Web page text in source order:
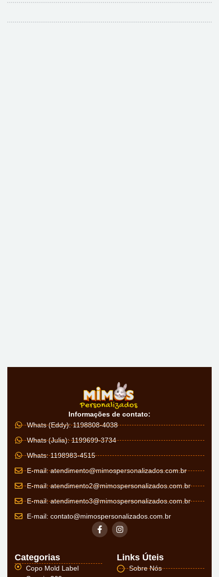
Informações de contato:
Whats (Eddy): 1198808-4038
Whats (Julia): 1199699-3734
Whats: 1198983-4515
E-mail:atendimento@mimospersonalizados.com.br
E-mail:atendimento2@mimospersonalizados.com.br
E-mail:atendimento3@mimospersonalizados.com.br
E-mail: contato@mimospersonalizados.com.br
Categorias
Copo Mold Label
Links Úteis
Sobre Nós